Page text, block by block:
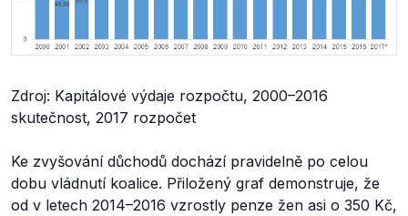
Zdroj: Kapitálové výdaje rozpočtu, 2000–2016
skutečnost, 2017 rozpočet
Ke zvyšování důchodů dochází pravidelně po celou
dobu vládnutí koalice. Přiložený graf demonstruje, že
od v letech 2014–2016 vzrostly penze žen asi o 350 Kč,